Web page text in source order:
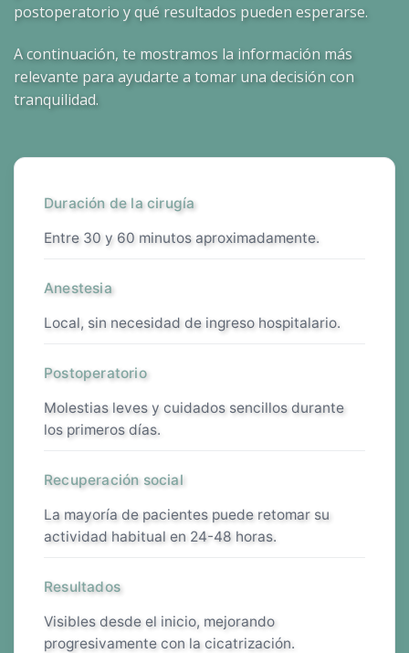
postoperatorio y qué resultados pueden esperarse.
A continuación, te mostramos la información más
relevante para ayudarte a tomar una decisión con
tranquilidad.
Duración de la cirugía
entre 30 y 60 minutos aproximadamente.
Anestesia
local, sin necesidad de ingreso hospitalario.
Postoperatorio
molestias leves y cuidados sencillos durante
los primeros días.
Recuperación social
la mayoría de pacientes puede retomar su
actividad habitual en 24-48 horas.
Resultados
visibles desde el inicio, mejorando
progresivamente con la cicatrización.